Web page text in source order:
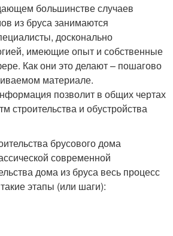
большинстве случаев
из бруса занимаются
досконально
имеющие опыт и собственные
Как они это делают – пошагово
материале.
позволит в общих чертах
строительства и обустройства
брусового дома
современной
дома из бруса весь процесс
этапы (или шаги):